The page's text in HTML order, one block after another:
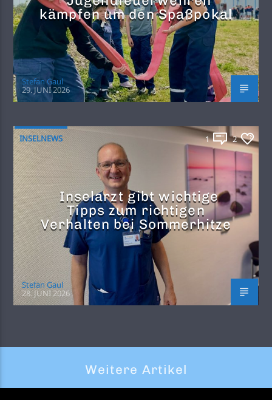
kämpfen um den Spaßpokal
Stefan Gaul
29. JUNI 2026
INSELNEWS 1 2
Inselarzt gibt wichtige
Tipps zum richtigen
Verhalten bei Sommerhitze
Stefan Gaul
28. JUNI 2026
Weitere Artikel